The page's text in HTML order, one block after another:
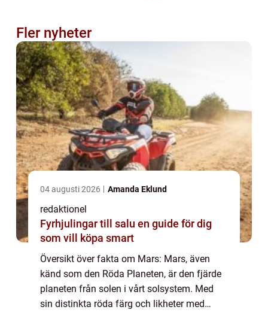
Fler nyheter
04 augusti 2026 Amanda Eklund
redaktionel
Fyrhjulingar till salu en guide för dig
som vill köpa smart
Översikt över fakta om Mars: Mars, även
känd som den Röda Planeten, är den fjärde
planeten från solen i vårt solsystem. Med
sin distinkta röda färg och likheter med